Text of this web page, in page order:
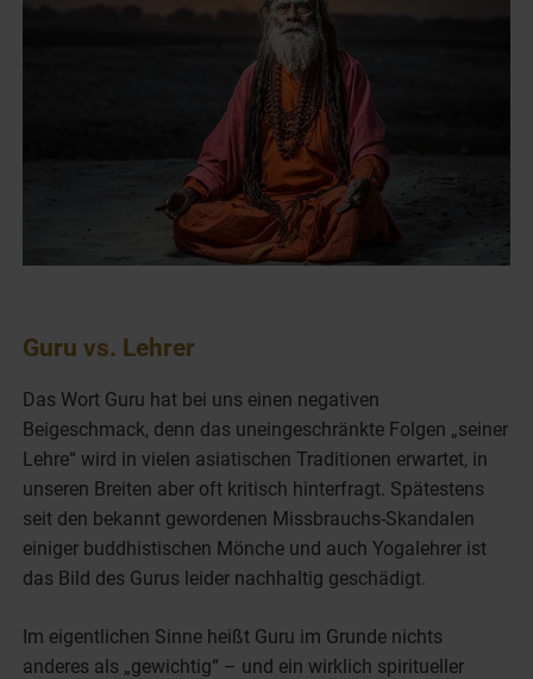
Guru vs. Lehrer
Das Wort Guru hat bei uns einen negativen
Beigeschmack, denn das uneingeschränkte Folgen „seiner
Lehre“ wird in vielen asiatischen Traditionen erwartet, in
unseren Breiten aber oft kritisch hinterfragt. Spätestens
seit den bekannt gewordenen Missbrauchs-Skandalen
einiger buddhistischen Mönche und auch Yogalehrer ist
das Bild des Gurus leider nachhaltig geschädigt.
Im eigentlichen Sinne heißt Guru im Grunde nichts
anderes als „gewichtig“ – und ein wirklich spiritueller